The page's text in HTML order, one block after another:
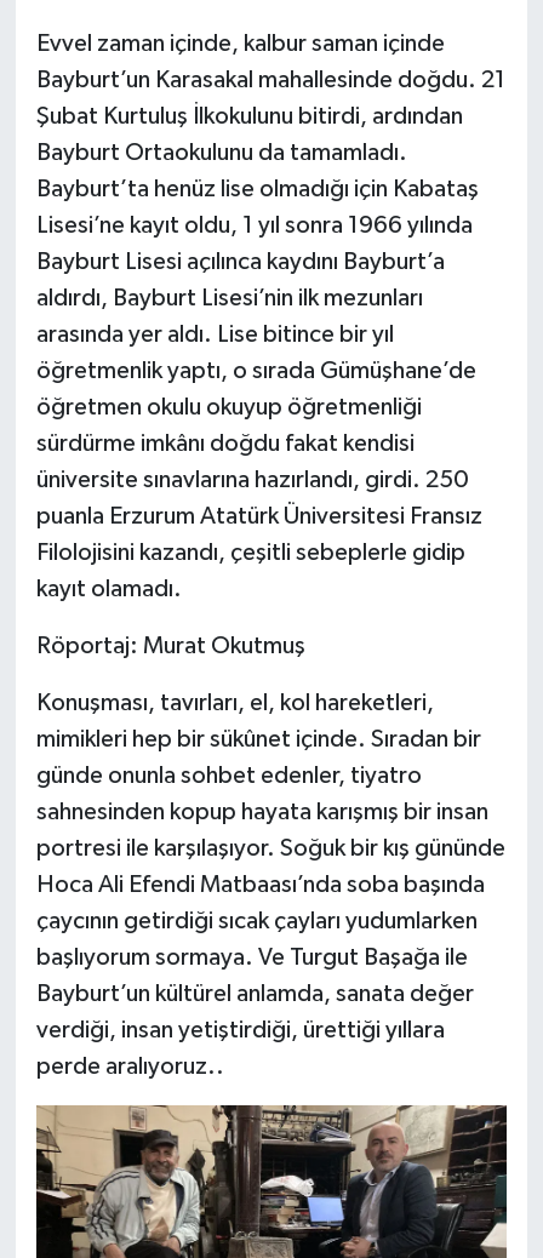
Evvel zaman içinde, kalbur saman içinde
Bayburt’un Karasakal mahallesinde doğdu. 21
Şubat Kurtuluş İlkokulunu bitirdi, ardından
Bayburt Ortaokulunu da tamamladı.
Bayburt’ta henüz lise olmadığı için Kabataş
Lisesi’ne kayıt oldu, 1 yıl sonra 1966 yılında
Bayburt Lisesi açılınca kaydını Bayburt’a
aldırdı, Bayburt Lisesi’nin ilk mezunları
arasında yer aldı. Lise bitince bir yıl
öğretmenlik yaptı, o sırada Gümüşhane’de
öğretmen okulu okuyup öğretmenliği
sürdürme imkânı doğdu fakat kendisi
üniversite sınavlarına hazırlandı, girdi. 250
puanla Erzurum Atatürk Üniversitesi Fransız
Filolojisini kazandı, çeşitli sebeplerle gidip
kayıt olamadı.
Röportaj: Murat Okutmuş
Konuşması, tavırları, el, kol hareketleri,
mimikleri hep bir sükûnet içinde. Sıradan bir
günde onunla sohbet edenler, tiyatro
sahnesinden kopup hayata karışmış bir insan
portresi ile karşılaşıyor. Soğuk bir kış gününde
Hoca Ali Efendi Matbaası’nda soba başında
çaycının getirdiği sıcak çayları yudumlarken
başlıyorum sormaya. Ve Turgut Başağa ile
Bayburt’un kültürel anlamda, sanata değer
verdiği, insan yetiştirdiği, ürettiği yıllara
perde aralıyoruz..